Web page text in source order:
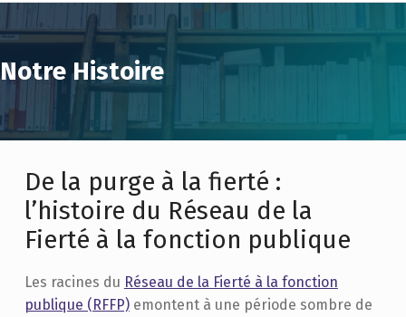
Notre Histoire
De la purge à la fierté :
l’histoire du Réseau de la
Fierté à la fonction publique
Les racines du Réseau de la Fierté à la fonction
publique (RFFP)emontent à une période sombre de